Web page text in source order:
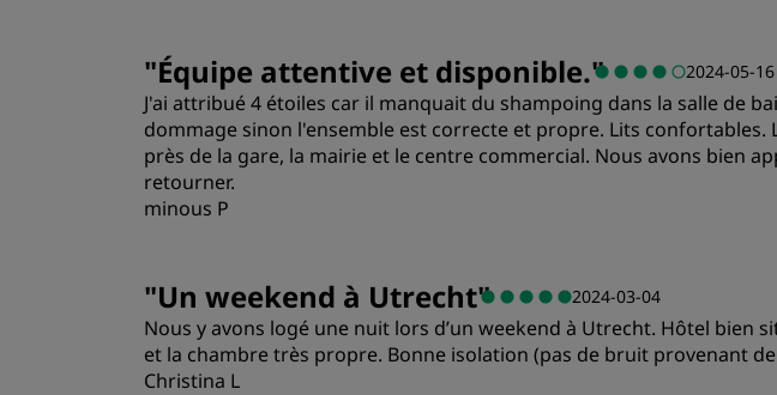
"Équipe attentive et disponible." 2024-05-16
J'ai attribué 4 étoiles car il manquait du shampoing dans la salle de
dommage sinon l'ensemble est correcte et propre. Lits
près de la gare, la mairie et le centre commercial. Nous avons bien
retourner.
minous P
Emplacement Propreté
"Un weekend à Utrecht" 2024-03-04
Nous y avons logé une nuit lors d’un weekend à Utrecht. Hôtel
et la chambre très propre. Bonne isolation (pas de bruit provenant
Christina L